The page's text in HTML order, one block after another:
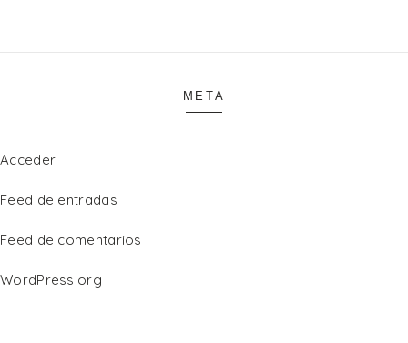
META
Acceder
Feed de entradas
Feed de comentarios
WordPress.org